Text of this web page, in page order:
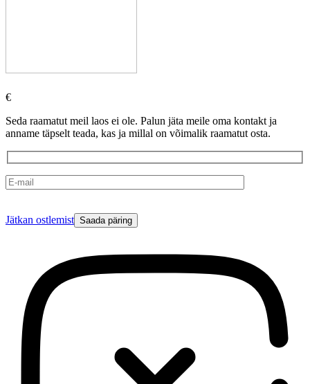
€
Seda raamatut meil laos ei ole. Palun jäta meile oma kontakt ja
anname täpselt teada, kas ja millal on võimalik raamatut osta.
leave
Jätkan ostlemist